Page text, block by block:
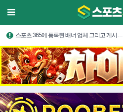
스포츠 365에 등록된 배너 업체 그리고 게시…